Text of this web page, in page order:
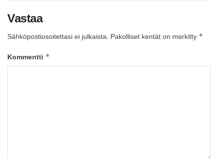
Vastaa
Sähköpostiosoitettasi ei julkaista. Pakolliset kentät on merkitty *
Kommentti *